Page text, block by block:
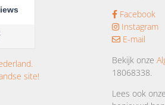
site!
Facebook
Instagram
E-mail
Bekijk onze
18068338.
Lees ook onze